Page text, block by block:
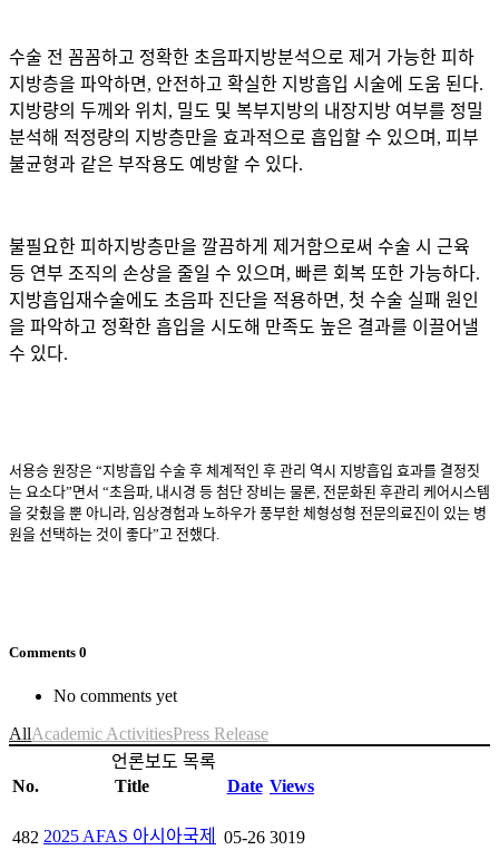
수술 전 꼼꼼하고 정확한 초음파지방분석으로 제거 가능한 피하
지방층을 파악하면, 안전하고 확실한 지방흡입 시술에 도움 된다.
지방량의 두께와 위치, 밀도 및 복부지방의 내장지방 여부를 정밀
분석해 적정량의 지방층만을 효과적으로 흡입할 수 있으며, 피부
불균형과 같은 부작용도 예방할 수 있다.
불필요한 피하지방층만을 깔끔하게 제거함으로써 수술 시 근육
등 연부 조직의 손상을 줄일 수 있으며, 빠른 회복 또한 가능하다.
지방흡입재수술에도 초음파 진단을 적용하면, 첫 수술 실패 원인
을 파악하고 정확한 흡입을 시도해 만족도 높은 결과를 이끌어낼
수 있다.
서용승 원장은 “지방흡입 수술 후 체계적인 후 관리 역시 지방흡입 효과를 결정짓
는 요소다”면서 “초음파, 내시경 등 첨단 장비는 물론, 전문화된 후관리 케어시스템
을 갖췄을 뿐 아니라, 임상경험과 노하우가 풍부한 체형성형 전문의료진이 있는 병
원을 선택하는 것이 좋다”고 전했다.
Comments 0
No comments yet
AllAcademic ActivitiesPress Release
언론보도 목록
No.
Title Date Views
482 2025 AFAS 아시아국제 05-26 3019